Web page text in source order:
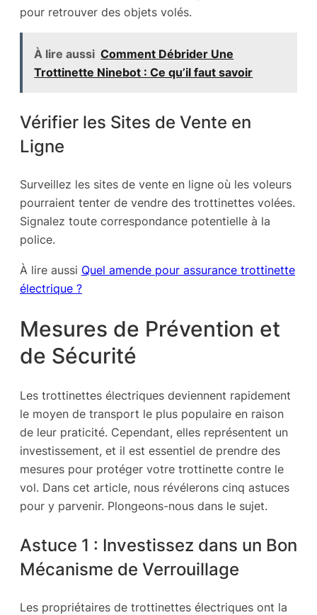
pour retrouver des objets volés.
À lire aussi Comment Débrider Une
Trottinette Ninebot : Ce qu’il faut savoir
Vérifier les Sites de Vente en
Ligne
Surveillez les sites de vente en ligne où les voleurs
pourraient tenter de vendre des trottinettes volées.
Signalez toute correspondance potentielle à la
police.
À lire aussi Quel amende pour assurance trottinette
électrique ?
Mesures de Prévention et
de Sécurité
Les trottinettes électriques deviennent rapidement
le moyen de transport le plus populaire en raison
de leur praticité. Cependant, elles représentent un
investissement, et il est essentiel de prendre des
mesures pour protéger votre trottinette contre le
vol. Dans cet article, nous révélerons cinq astuces
pour y parvenir. Plongeons-nous dans le sujet.
Astuce 1 : Investissez dans un Bon
Mécanisme de Verrouillage
Les propriétaires de trottinettes électriques ont la